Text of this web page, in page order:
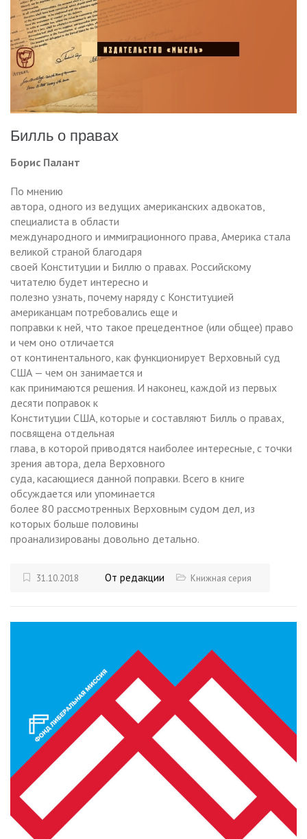
Билль о правах
Борис Палант
По мнению
автора, одного из ведущих американских адвокатов,
специалиста в области
международного и иммиграционного права, Америка стала
великой страной благодаря
своей Конституции и Биллю о правах. Российскому
читателю будет интересно и
полезно узнать, почему наряду с Конституцией
американцам потребовались еще и
поправки к ней, что такое прецедентное (или общее) право
и чем оно отличается
от континентального, как функционирует Верховный суд
США — чем он занимается и
как принимаются решения. И наконец, каждой из первых
десяти поправок к
Конституции США, которые и составляют Билль о правах,
посвящена отдельная
глава, в которой приводятся наиболее интересные, с точки
зрения автора, дела Верховного
суда, касающиеся данной поправки. Всего в книге
обсуждается или упоминается
более 80 рассмотренных Верховным судом дел, из
которых больше половины
проанализированы довольно детально.
31.10.2018 От редакции Книжная серия